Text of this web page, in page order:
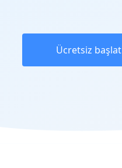
Ücretsiz başlat